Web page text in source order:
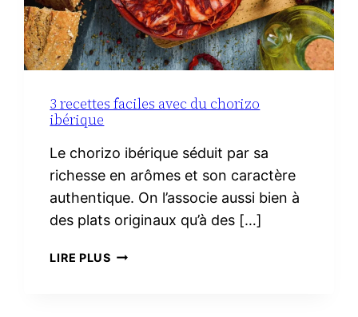
3 recettes faciles avec du chorizo
ibérique
Le chorizo ibérique séduit par sa
richesse en arômes et son caractère
authentique. On l’associe aussi bien à
des plats originaux qu’à des […]
LIRE PLUS3